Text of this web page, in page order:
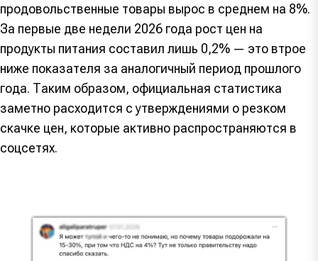
продовольственные товары вырос в среднем на 8%.
За первые две недели 2026 года рост цен на
продукты питания составил лишь 0,2% — это втрое
ниже показателя за аналогичный период прошлого
года. Таким образом, официальная статистика
заметно расходится с утверждениями о резком
скачке цен, которые активно распространяются в
соцсетях.